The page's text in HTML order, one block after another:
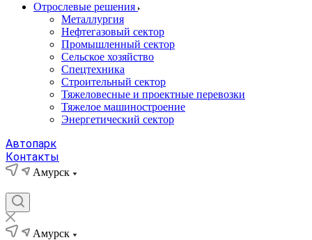
Отрослевые решения
Металлургия
Нефтегазовый сектор
Промышленный сектор
Сельское хозяйство
Спецтехника
Строительный сектор
Тяжеловесные и проектные перевозки
Тяжелое машиностроение
Энергетический сектор
Автопарк
Контакты
Амурск
Амурск